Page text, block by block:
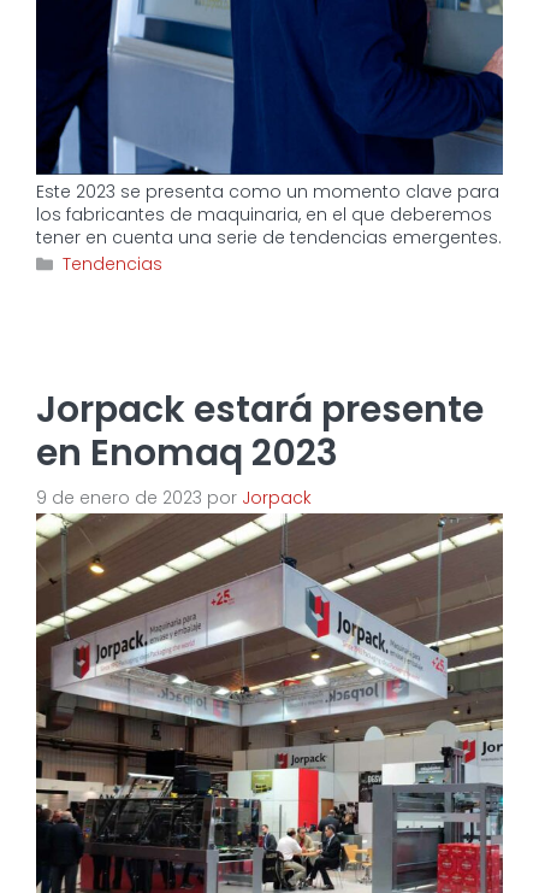
Este 2023 se presenta como un momento clave para
los fabricantes de maquinaria, en el que deberemos
tener en cuenta una serie de tendencias emergentes.
Categorías
Tendencias
Jorpack estará presente
en Enomaq 2023
9 de enero de 2023 por Jorpack